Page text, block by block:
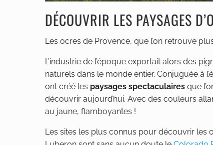
DÉCOUVRIR LES PAYSAGES
Les ocres de Provence, que l’on retrouve
L’industrie de l’époque exportait alors des
naturels dans le monde entier. Conjuguée à
ont créé les paysages spectaculaires que
découvrir aujourd’hui. Avec des couleurs
au jaune, flamboyantes !
Les sites les plus connus pour découvrir les